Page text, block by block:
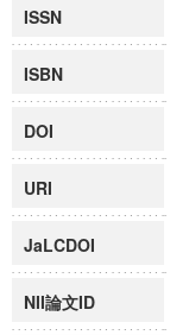
ISSN
ISBN
DOI
URI
JaLCDOI
NII論文ID